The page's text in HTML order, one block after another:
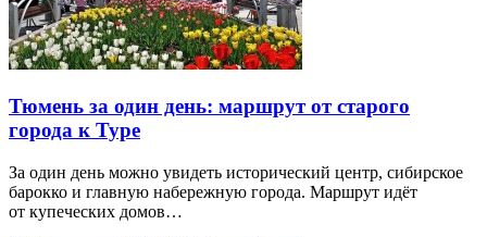
Тюмень за один день: маршрут от старого
города к Туре
За один день можно увидеть исторический центр, сибирское
барокко и главную набережную города. Маршрут идёт
от купеческих домов…